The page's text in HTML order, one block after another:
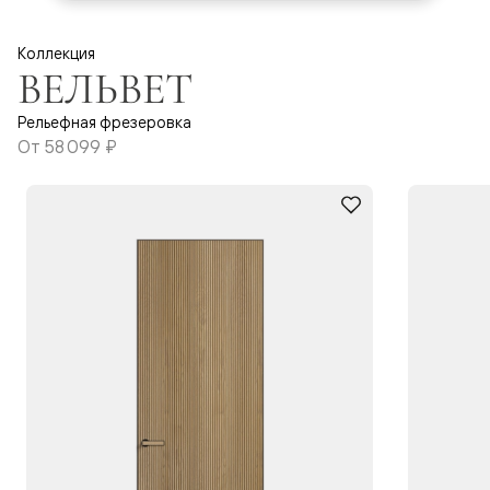
Коллекция
ВЕЛЬВЕТ
Рельефная фрезеровка
От 58 099 ₽